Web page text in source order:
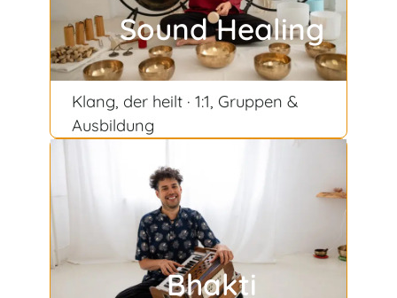
Sound Healing
Klang, der heilt · 1:1, Gruppen &
Ausbildung
Bhakti